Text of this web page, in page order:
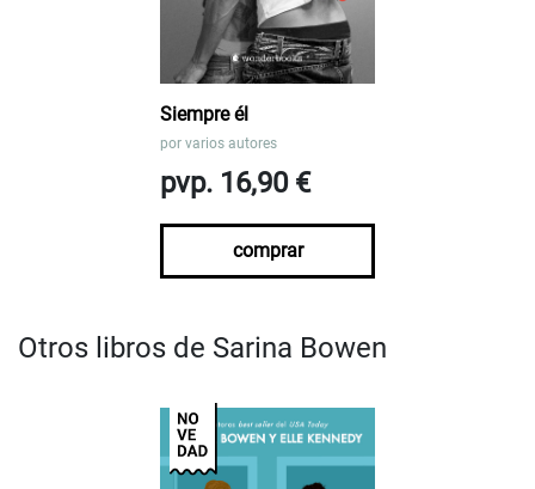
Siempre él
por varios autores
pvp. 16,90 €
comprar
Otros libros de Sarina Bowen